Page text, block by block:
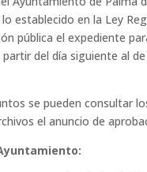
establecido en la Ley
pública el expediente
del día siguiente al
se pueden consultar
el anuncio de